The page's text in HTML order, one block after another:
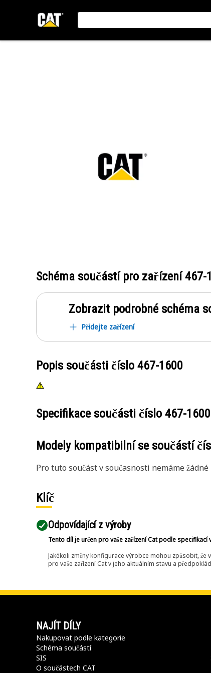
Schéma součástí pro zařízení467-
Zobrazit podrobné schéma
Přidejte zařízení
Popis součásti číslo 467-1600
Specifikace součásti číslo 467-1600
Modely kompatibilní se součástí
Pro tuto součást v současnosti nemáme
Klíč
Odpovídající z výroby
Tento díl je určen pro vaše zařízení Cat podle specifikací
Jakékoli změny konfigurace výrobce mohou způsobit,
pro vaše zařízení Cat v jeho aktuálním stavu a
NAJÍT DÍLY
Nakupovat podle kategorie
Schéma součástí
SIS
O součástech CAT